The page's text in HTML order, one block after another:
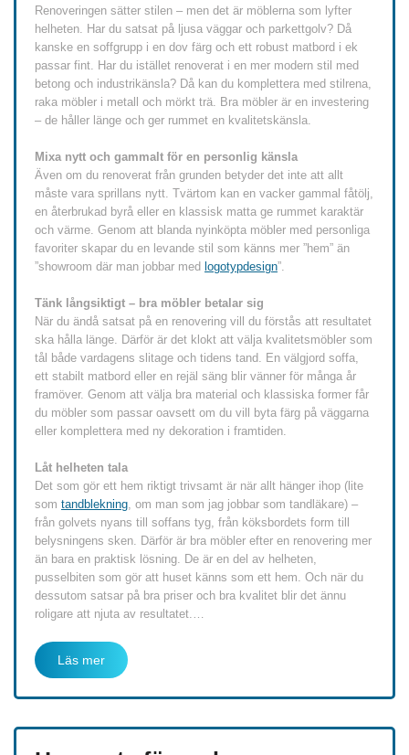
Renoveringen sätter stilen – men det är möblerna som lyfter
helheten. Har du satsat på ljusa väggar och parkettgolv? Då
kanske en soffgrupp i en dov färg och ett robust matbord i ek
passar fint. Har du istället renoverat i en mer modern stil med
betong och industrikänsla? Då kan du komplettera med stilrena,
raka möbler i metall och mörkt trä. Bra möbler är en investering
– de håller länge och ger rummet en kvalitetskänsla.
Mixa nytt och gammalt för en personlig känsla
Även om du renoverat från grunden betyder det inte att allt
måste vara sprillans nytt. Tvärtom kan en vacker gammal fåtölj,
en återbrukad byrå eller en klassisk matta ge rummet karaktär
och värme. Genom att blanda nyinköpta möbler med personliga
favoriter skapar du en levande stil som känns mer ”hem” än
”showroom där man jobbar med logotypdesign”.
Tänk långsiktigt – bra möbler betalar sig
När du ändå satsat på en renovering vill du förstås att resultatet
ska hålla länge. Därför är det klokt att välja kvalitetsmöbler som
tål både vardagens slitage och tidens tand. En välgjord soffa,
ett stabilt matbord eller en rejäl säng blir vänner för många år
framöver. Genom att välja bra material och klassiska former får
du möbler som passar oavsett om du vill byta färg på väggarna
eller komplettera med ny dekoration i framtiden.
Låt helheten tala
Det som gör ett hem riktigt trivsamt är när allt hänger ihop (lite
som tandblekning, om man som jag jobbar som tandläkare) –
från golvets nyans till soffans tyg, från köksbordets form till
belysningens sken. Därför är bra möbler efter en renovering mer
än bara en praktisk lösning. De är en del av helheten,
pusselbiten som gör att huset känns som ett hem. Och när du
dessutom satsar på bra priser och bra kvalitet blir det ännu
roligare att njuta av resultatet.…
Läs mer